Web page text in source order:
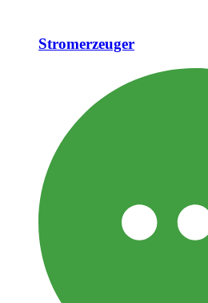
Stromerzeuger